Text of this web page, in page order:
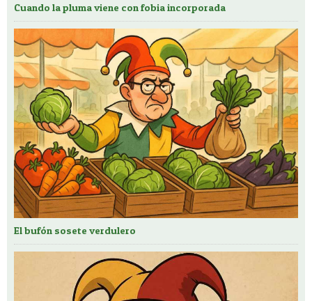
Cuando la pluma viene con fobia incorporada
El bufón sosete verdulero